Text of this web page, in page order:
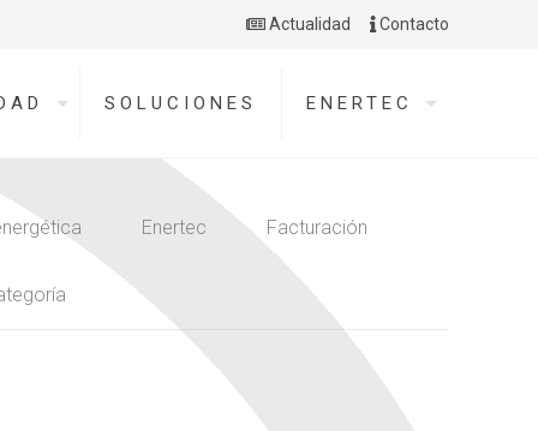
Actualidad Contacto
SOLUCIONES ENERTEC
Enertec Facturación